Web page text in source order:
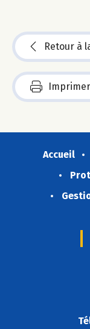
Retour à
Accueil